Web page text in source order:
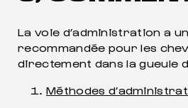
La voie d’administration a
recommandée pour les
directement dans la gueule
Méthodes